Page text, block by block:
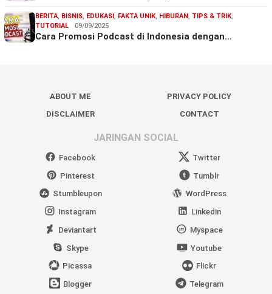
BERITA, BISNIS, EDUKASI, FAKTA UNIK, HIBURAN, TIPS & TRIK,
TUTORIAL
09/09/2025
Cara Promosi Podcast di Indonesia dengan…
ABOUT ME
PRIVACY POLICY
DISCLAIMER
CONTACT
JARINGAN SOCIAL
Facebook
Twitter
Pinterest
Tumblr
Stumbleupon
WordPress
Instagram
Linkedin
Deviantart
Myspace
Skype
Youtube
Picassa
Flickr
Blogger
Telegram